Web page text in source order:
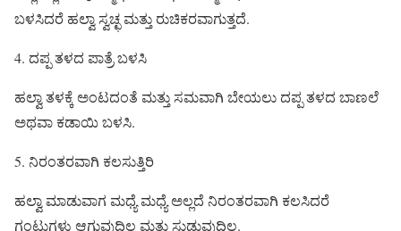
ಬಳಸಿದರೆ ಹಲ್ವಾ ಸ್ವಚ್ಛ ಮತ್ತು ರುಚಿಕರವಾಗುತ್ತದೆ.
4. ದಪ್ಪ ತಳದ ಪಾತ್ರೆ ಬಳಸಿ
ಹಲ್ವಾ ತಳಕ್ಕೆ ಅಂಟದಂತೆ ಮತ್ತು ಸಮವಾಗಿ ಬೇಯಲು ದಪ್ಪ ತಳದ ಬಾಣಲೆ
ಅಥವಾ ಕಡಾಯಿ ಬಳಸಿ.
5. ನಿರಂತರವಾಗಿ ಕಲಸುತ್ತಿರಿ
ಹಲ್ವಾ ಮಾಡುವಾಗ ಮಧ್ಯೆ ಮಧ್ಯೆ ಅಲ್ಲದೆ ನಿರಂತರವಾಗಿ ಕಲಸಿದರೆ
ಗಂಟುಗಳು ಆಗುವುದಿಲ್ಲ ಮತ್ತು ಸುಡುವುದಿಲ್ಲ.